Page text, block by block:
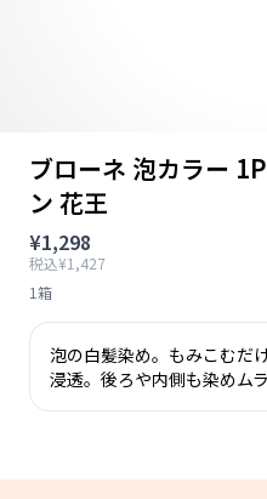
ブローネ 泡カラー
ン 花王
¥1,298
税込¥1,427
1箱
泡の白髪染め。もみこむだ
浸透。後ろや内側も染めム